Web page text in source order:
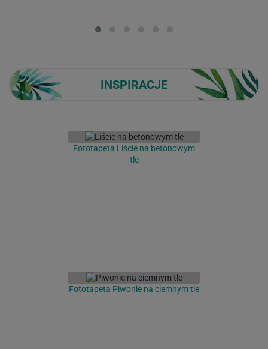
INSPIRACJE
Fototapeta Liście na betonowym
tle
Fototapeta Piwonie na ciemnym tle